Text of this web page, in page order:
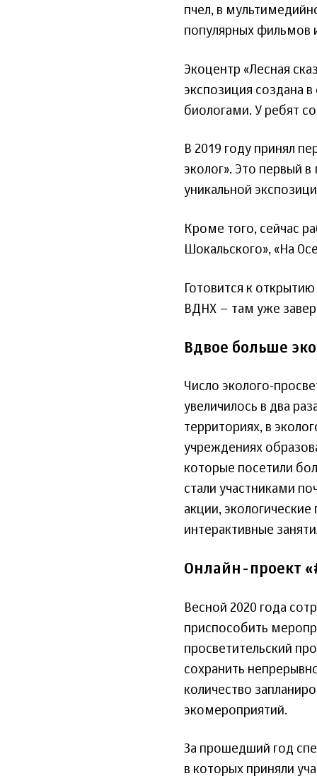
пчел, в
популярных фильмов
Экоцентр «Лесная
экспозиция создана
биологами. У ребят
В 2019 году принял
эколог». Это первый
уникальной
Кроме того, сейчас
Шокальского», «На
Готовится к
ВДНХ – там уже
Вдвое больше
Число эколого-
увеличилось в два
территориях, в
учреждениях
которые посетили
стали участниками
акции,
интерактивные
Онлайн-проект
Весной 2020 года
приспособить
просветительский
сохранить
количество
экомероприятий.
За прошедший год
в которых приняли